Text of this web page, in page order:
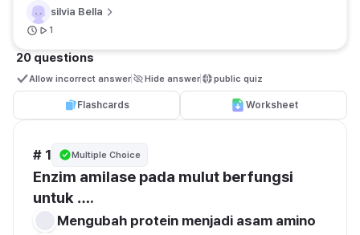
silvia Bella
1
20 questions
Allow incorrect answer Hide answer public quiz
Flashcards Worksheet
# 1 Multiple Choice
Enzim amilase pada mulut berfungsi
untuk ….
Mengubah protein menjadi asam amino